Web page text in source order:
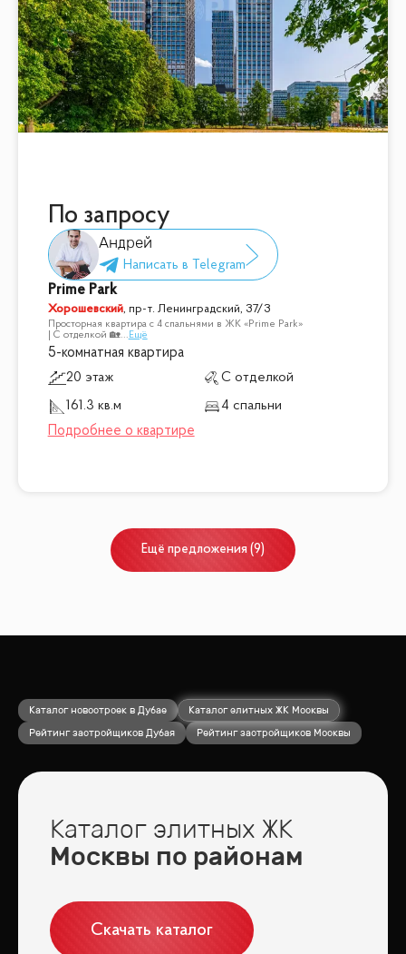
По запросу
Андрей
Prime Park
Хорошевский, пр-т. Ленинградский, 37/3
Просторная квартира с 4 спальнями в ЖК «Prime Park»
| С отделкой 🏡... Ещё
5-комнатная квартира
20 этаж
С отделкой
161.3 кв.м
4 спальни
Ещё предложения (9)
Каталог новостроек в Дубае
Каталог элитных ЖК Москвы
Рейтинг застройщиков Дубая
Рейтинг застройщиков Москвы
Каталог элитных ЖК
Москвы по районам
Скачать каталог